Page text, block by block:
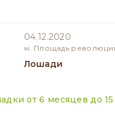
04.12.2020
м. Площадь
Лошади
от 6 месяцев до 15